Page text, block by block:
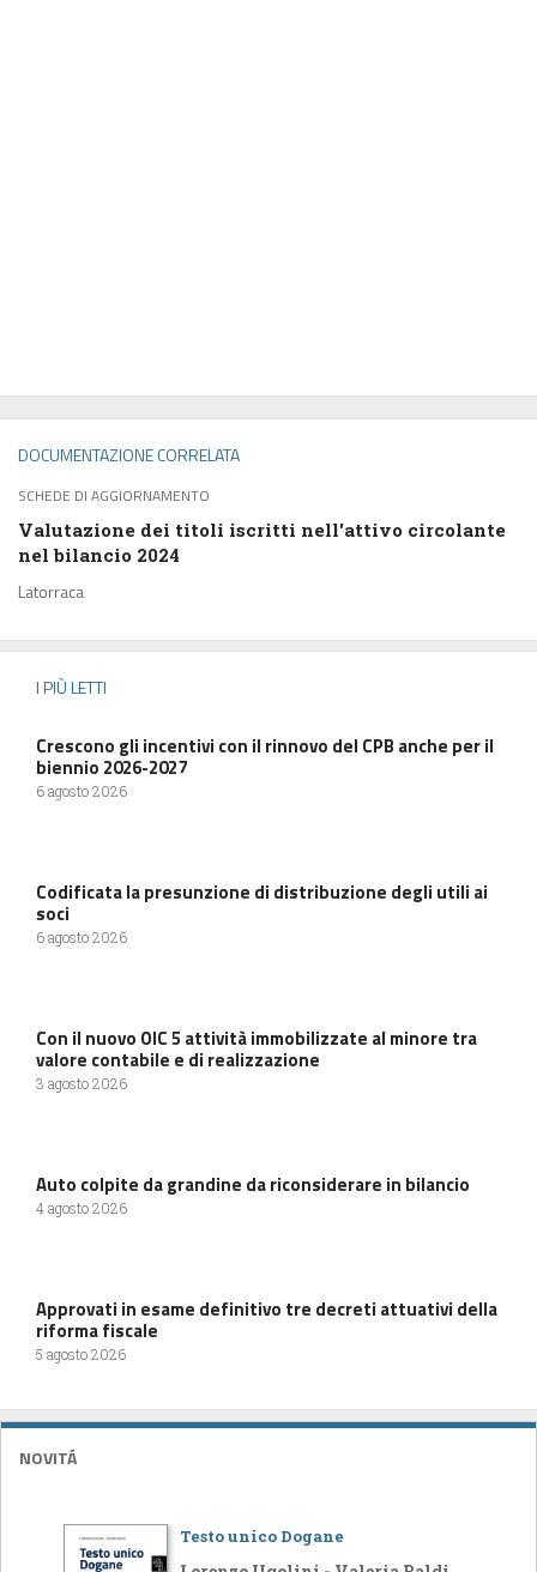
DOCUMENTAZIONE CORRELATA
SCHEDE DI AGGIORNAMENTO
Valutazione dei titoli iscritti nell'attivo circolante
nel bilancio 2024
Latorraca
I PIÙ LETTI
Crescono gli incentivi con il rinnovo del CPB anche per il
biennio 2026-2027
6 agosto 2026
Codificata la presunzione di distribuzione degli utili ai
soci
6 agosto 2026
Con il nuovo OIC 5 attività immobilizzate al minore tra
valore contabile e di realizzazione
3 agosto 2026
Auto colpite da grandine da riconsiderare in bilancio
4 agosto 2026
Approvati in esame definitivo tre decreti attuativi della
riforma fiscale
5 agosto 2026
NOVITÁ
Testo unico Dogane